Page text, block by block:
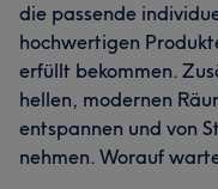
die passende
hochwertigen
erfüllt bekommen.
hellen, modernen
entspannen und von
nehmen. Worauf